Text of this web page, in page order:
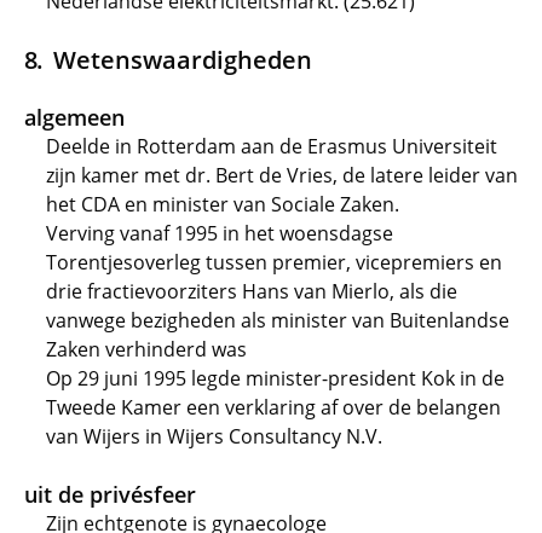
Wetenswaardigheden
algemeen
Deelde in Rotterdam aan de Erasmus Universiteit
zijn kamer met dr. Bert de Vries, de latere leider van
het CDA en minister van Sociale Zaken.
Verving vanaf 1995 in het woensdagse
Torentjesoverleg tussen premier, vicepremiers en
drie fractievoorziters Hans van Mierlo, als die
vanwege bezigheden als minister van Buitenlandse
Zaken verhinderd was
Op 29 juni 1995 legde minister-president Kok in de
Tweede Kamer een verklaring af over de belangen
van Wijers in Wijers Consultancy N.V.
uit de privésfeer
Zijn echtgenote is gynaecologe